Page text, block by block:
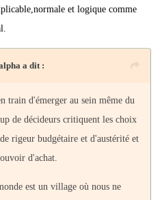
et logique comme
a dit :
train d'émerger au sein même du
de décideurs critiquent les choix
rigeur budgétaire et d'austérité et
d'achat.
est un village où nous ne